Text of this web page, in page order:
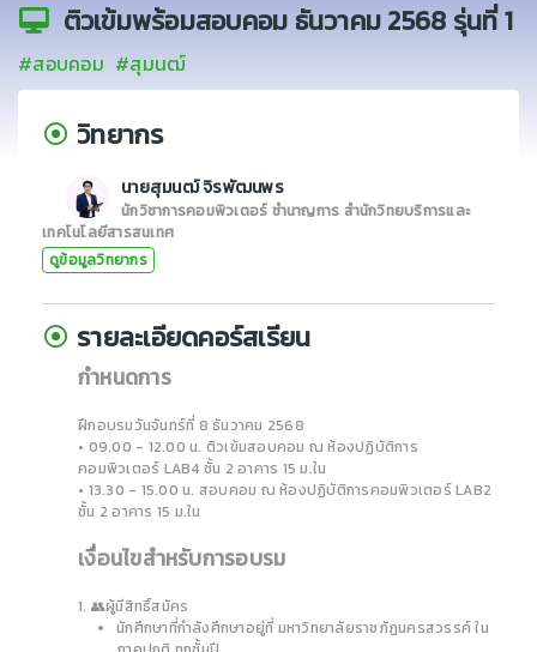
ติวเข้มพร้อมสอบคอม ธันวาคม 2568 รุ่นที่ 1
#สอบคอม #สุมนฒ์
วิทยากร
นายสุมนฒ์ จิรพัฒนพร
นักวิชาการคอมพิวเตอร์ ชำนาญการ สำนักวิทยบริการและ
เทคโนโลยีสารสนเทศ
ดูข้อมูลวิทยากร
รายละเอียดคอร์สเรียน
กำหนดการ
ฝึกอบรมวันจันทร์ที่ 8 ธันวาคม 2568
• 09.00 - 12.00 น. ติวเข้มสอบคอม ณ ห้องปฏิบัติการ
คอมพิวเตอร์ LAB4 ชั้น 2 อาคาร 15 ม.ใน
• 13.30 - 15.00 น. สอบคอม ณ ห้องปฏิบัติการคอมพิวเตอร์ LAB2
ชั้น 2 อาคาร 15 ม.ใน
เงื่อนไขสำหรับการอบรม
1. 👥ผู้มีสิทธิ์สมัคร
นักศึกษาที่กำลังศึกษาอยู่ที่ มหาวิทยาลัยราชภัฏนครสวรรค์ ใน